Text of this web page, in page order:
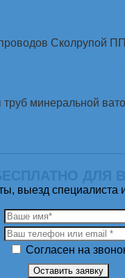
выезд
Согласен на